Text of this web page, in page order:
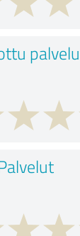
palvelu